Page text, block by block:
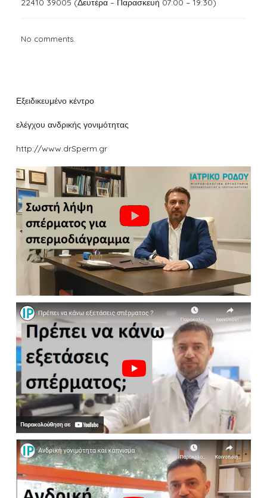
22410 39005 (Δευτέρα – Παρασκευή 07:00 – 19:30)
No comments.
Εξειδικευμένο κέντρο
ελέγχου ανδρικής γονιμότητας
http://www.drSperm.gr